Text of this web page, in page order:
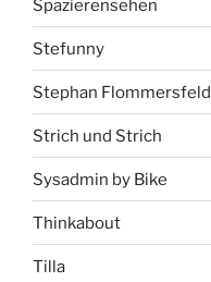
Spazierensehen
Stefunny
Stephan Flommersfeld
Strich und Strich
Sysadmin by Bike
Thinkabout
Tilla